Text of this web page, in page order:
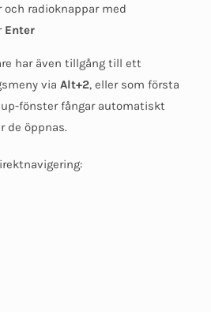
och radioknappar med
Enter
har även tillgång till ett
via Alt+2, eller som första
fönster fångar automatiskt
de öppnas.